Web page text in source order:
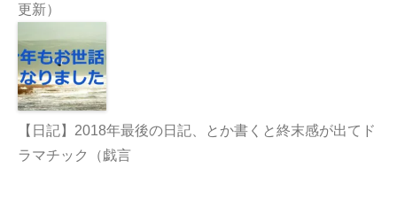
更新）
【日記】2018年最後の日記、とか書くと終末感が出てド
ラマチック（戯言